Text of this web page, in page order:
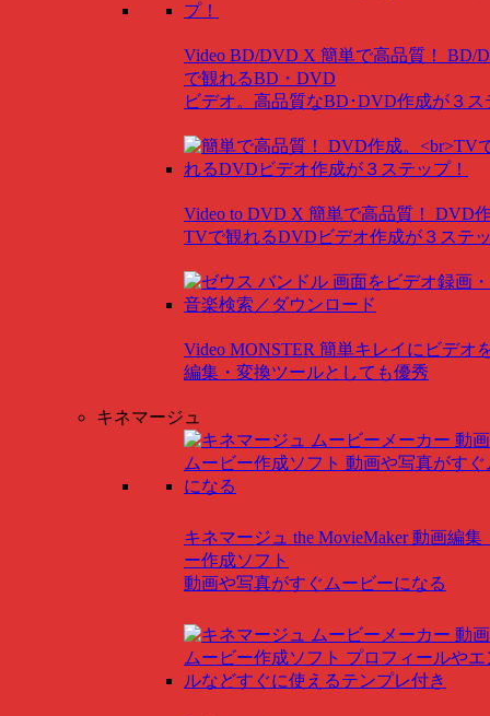
Video BD/DVD X 簡単で高品質！ BD/
で観れるBD・DVD
ビデオ。高品質なBD･DVD作成が３ス
Video to DVD X 簡単で高品質！ DVD
TVで観れるDVDビデオ作成が３ステ
Video MONSTER 簡単キレイにビデオ
編集・変換ツールとしても優秀
キネマージュ
キネマージュ the MovieMaker 動画編集
ー作成ソフト
動画や写真がすぐムービーになる